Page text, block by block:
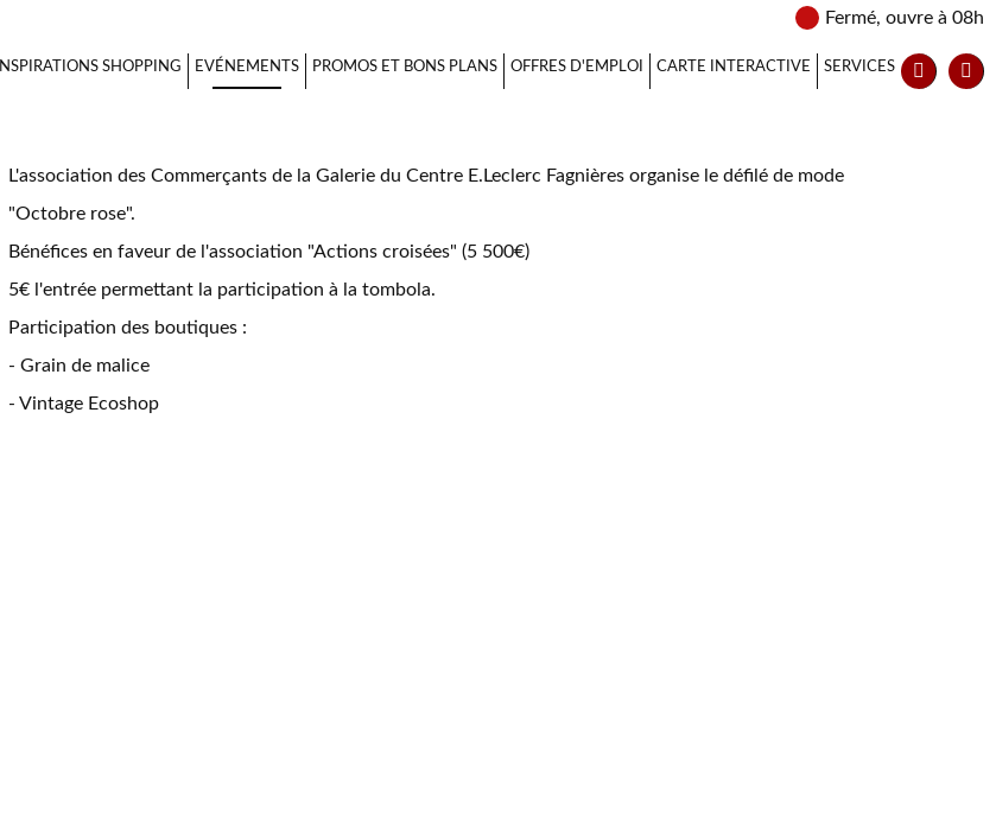
INSPIRATIONS SHOPPING EVÉNEMENTS PROMOS ET BONS PLANS OFFRES D'EMPLOI CARTE INTERACTIVE SERVICES
Fermé, ouvre à 08h
Octobre rose 2021
L'association des Commerçants de la Galerie du Centre E.Leclerc Fagnières organise le défilé de mode
"Octobre rose".
Bénéfices en faveur de l'association "Actions croisées" (5 500€)
5€ l'entrée permettant la participation à la tombola.
Participation des boutiques :
- Grain de malice
- Vintage Ecoshop